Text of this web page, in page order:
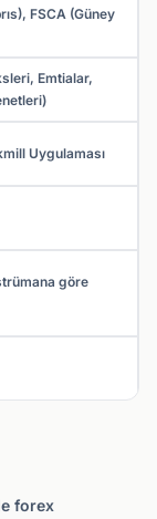
FSCA (Güney
Emtialar,
Uygulaması
göre
forex